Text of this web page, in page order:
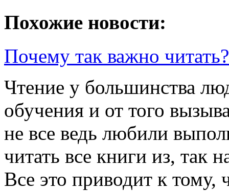
Похожие новости:
Почему так важно читать?
Чтение у большинства
обучения и от того
не все ведь любили
читать все книги из, так
Все это приводит к тому,